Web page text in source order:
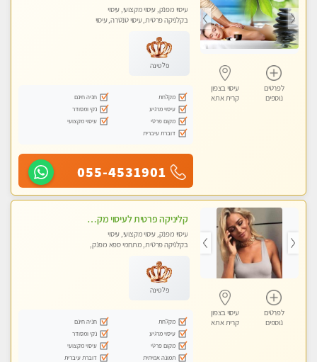
לפרטים
נוספים
עיסוי בצפון
קרית אתא
עיסוי מפנק, עיסוי מקצועי, עיסוי
בקלניקה פרטית, עיסוי טנטרה, עיסוי
פלטינה
מקלחת
חניה חינם
עיסוי מרגיע
נקי ומסודר
מקום פרטי
עיסוי מקצועי
דוברת עיברית
055-4531901
לפרטים
נוספים
עיסוי בצפון
קרית אתא
קליניקה פרטית לעיסוי מקצועי ואלטרנטיבי ברמה גבוהה VIP תתקשר ..... highly recommended..new in the city
עיסוי מפנק, עיסוי מקצועי, עיסוי
בקלניקה פרטית, מתחמי ספא מפנק,
טנטרה, עיסוי מגבר לגבר, עיסוי מגבר
לאישה
פלטינה
מקלחת
חניה חינם
עיסוי מרגיע
נקי ומסודר
מקום פרטי
עיסוי מקצועי
תמונה אמיתית
דוברת עיברית